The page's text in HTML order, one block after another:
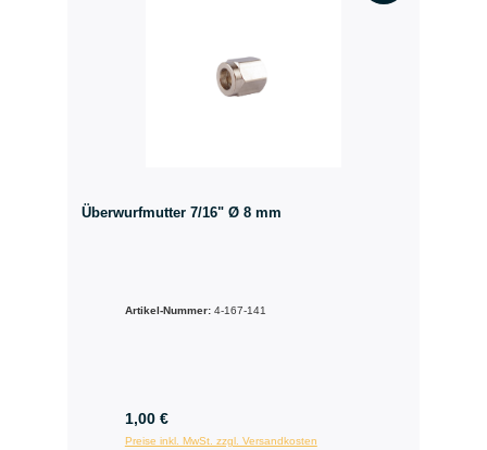
Überwurfmutter 7/16" Ø 8 mm
Artikel-Nummer: 4-167-141
1,00 €
Preise inkl. MwSt. zzgl. Versandkosten